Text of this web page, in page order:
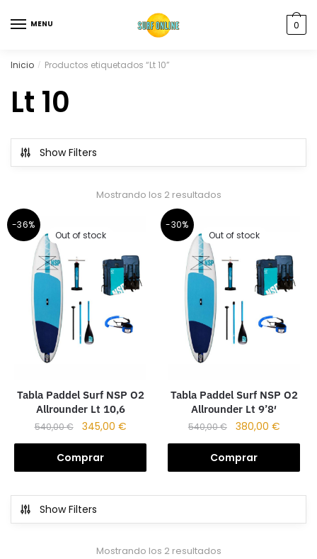
MENU 0
Inicio / Productos etiquetados “Lt 10”
Lt 10
Show Filters
Mostrando los 2 resultados
-36%
Out of stock
Tabla Paddel Surf NSP O2
Allrounder Lt 10,6
540,00€ 345,00 €
Comprar
-30%
Out of stock
Tabla Paddel Surf NSP O2
Allrounder Lt 9’8′
540,00€ 380,00 €
Comprar
Show Filters
Mostrando los 2 resultados